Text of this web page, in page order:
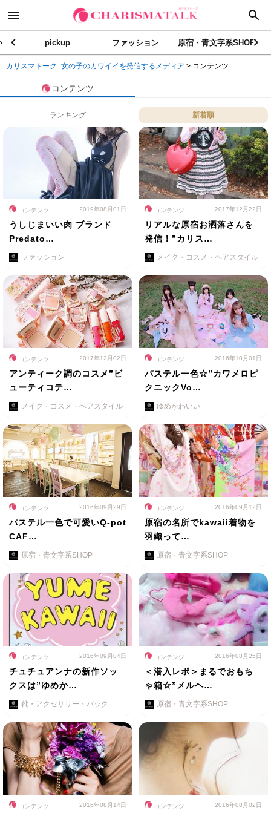
pickup ファッション 原宿・青文字系SHOP
カリスマトーク_女の子のカワイイを発信するメディア > コンテンツ
コンテンツ
ランキング 新着順
コンテンツ 2019年08月01日
うしじまいい肉 ブランド
Predato…
ファッション
コンテンツ 2017年12月22日
リアルな原宿お洒落さんを
発信！”カリス…
メイク・コスメ・ヘアスタイル
コンテンツ 2017年12月02日
アンティーク調のコスメ”ビ
ューティコテ…
メイク・コスメ・ヘアスタイル
コンテンツ 2016年10月01日
パステル一色☆”カワメロピ
クニックVo…
ゆめかわいい
コンテンツ 2016年09月29日
パステル一色で可愛いQ-pot
CAF…
原宿・青文字系SHOP
コンテンツ 2016年09月12日
原宿の名所でkawaii着物を
羽織って…
原宿・青文字系SHOP
コンテンツ 2016年09月04日
チュチュアンナの新作ソッ
クスは”ゆめか…
靴・アクセサリー・バック
コンテンツ 2016年08月25日
＜潜入レポ＞まるでおもち
ゃ箱☆”メルヘ…
原宿・青文字系SHOP
コンテンツ 2016年08月14日 コンテンツ 2016年08月02日